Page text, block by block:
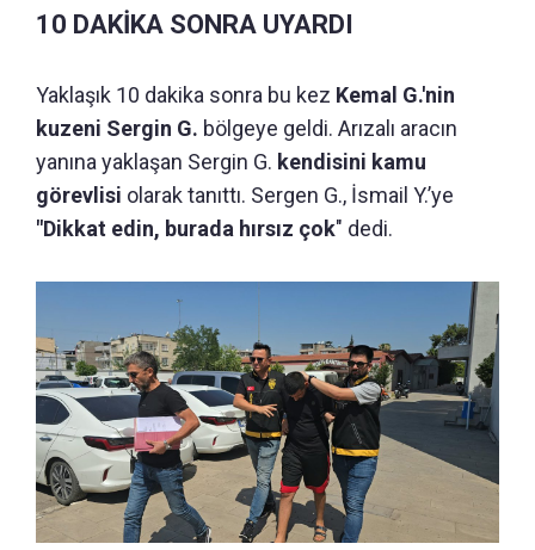
10 DAKİKA SONRA UYARDI
Yaklaşık 10 dakika sonra bu kez Kemal G.'nin
kuzeni Sergin G. bölgeye geldi. Arızalı aracın
yanına yaklaşan Sergin G. kendisini kamu
görevlisi olarak tanıttı. Sergen G., İsmail Y.’ye
"Dikkat edin, burada hırsız çok" dedi.